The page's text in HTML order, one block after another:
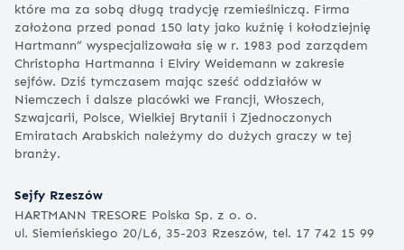
które ma za sobą długą tradycję rzemieślniczą. Firma
założona przed ponad 150 laty jako kuźnię i kołodziejnię
Hartmann” wyspecjalizowała się w r. 1983 pod zarządem
Christopha Hartmanna i Elviry Weidemann w zakresie
sejfów. Dziś tymczasem mając sześć oddziałów w
Niemczech i dalsze placówki we Francji, Włoszech,
Szwajcarii, Polsce, Wielkiej Brytanii i Zjednoczonych
Emiratach Arabskich należymy do dużych graczy w tej
branży.
Sejfy Rzeszów
HARTMANN TRESORE Polska Sp. z o. o.
ul. Siemieńskiego 20/L6, 35-203 Rzeszów, tel. 17 742 15 99